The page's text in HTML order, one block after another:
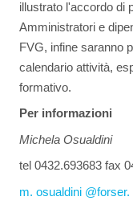
illustrato l'accordo di
Amministratori e
FVG, infine saranno
calendario attività,
formativo.
Per informazioni
Michela Osualdini
tel 0432.693683 fax
m. osualdini @forser.